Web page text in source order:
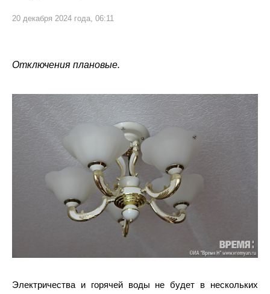
20 декабря 2024 года, 06:11
Отключения плановые.
Электричества и горячей воды не будет в нескольких